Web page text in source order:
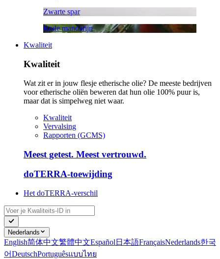
Zwarte spar
Rode mandarijn
Kwaliteit
Kwaliteit
Wat zit er in jouw flesje etherische olie? De meeste bedrijven
voor etherische oliën beweren dat hun olie 100% puur is,
maar dat is simpelweg niet waar.
Kwaliteit
Vervalsing
Rapporten (GCMS)
Meest getest. Meest vertrouwd.
doTERRA-toewijding
Het doTERRA-verschil
Nederlands
English简体中文繁體中文Español 日本語FrançaisNederlands한국
어DeutschPortuguêsแบบไทย